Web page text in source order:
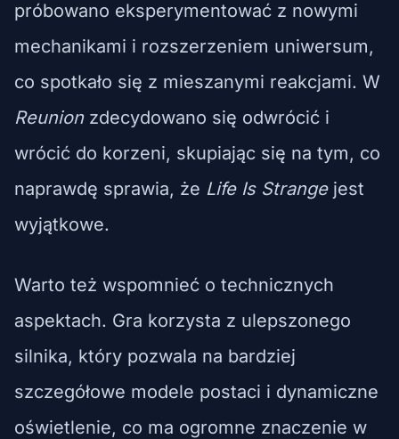
próbowano eksperymentować z nowymi
mechanikami i rozszerzeniem uniwersum,
co spotkało się z mieszanymi reakcjami. W
Reunionzdecydowano się odwrócić i
wrócić do korzeni, skupiając się na tym, co
naprawdę sprawia, że Life Is Strangejest
wyjątkowe.
Warto też wspomnieć o technicznych
aspektach. Gra korzysta z ulepszonego
silnika, który pozwala na bardziej
szczegółowe modele postaci i dynamiczne
oświetlenie, co ma ogromne znaczenie w